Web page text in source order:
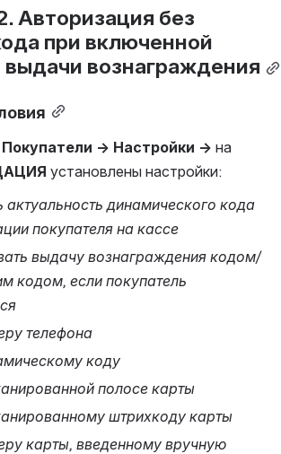
Авторизация без
при включенной
вознаграждения
Покупатели → Настройки → на
установлены настройки:
покупателя на кассе
если покупатель а
телефона
коду
полосе карты
штрихкоду карты
карты, введенному вручную